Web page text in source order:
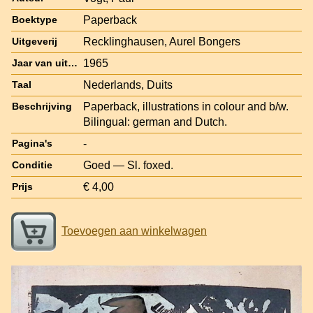
Boektype Paperback
Uitgeverij Recklinghausen, Aurel Bongers
Jaar van uitgave 1965
Taal Nederlands, Duits
Beschrijving
Paperback, illustrations in colour and b/w.
Bilingual: german and Dutch.
Pagina's -
Conditie Goed — Sl. foxed.
Prijs € 4,00
Toevoegen aan winkelwagen